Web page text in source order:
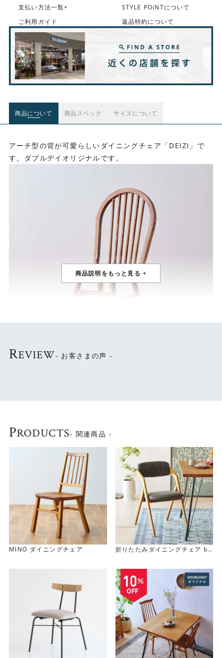
支払い方法一覧+
STYLE POiNTについて
ご利用ガイド
返品特約について
商品について 商品スペック サイズについて
アーチ型の背が可愛らしいダイニングチェア「DEIZI」で
す。ダブルデイオリジナルです。
ージしたナチュラルな雰囲気が特徴です。
REVIEW- お客さまの声 -
PRODUCTS- 関連商品 -
MINO ダイニングチェア
折りたたみダイニングチェア bu